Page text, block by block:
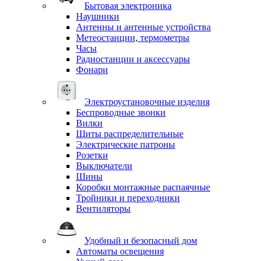
Бытовая электроника
Наушники
Антенны и антенные устройства
Метеостанции, термометры
Часы
Радиостанции и аксессуары
Фонари
Электроустановочные изделия
Беспроводные звонки
Вилки
Щиты распределительные
Электрические патроны
Розетки
Выключатели
Шины
Коробки монтажные распаячные
Тройники и переходники
Вентиляторы
Удобный и безопасный дом
Автоматы освещения